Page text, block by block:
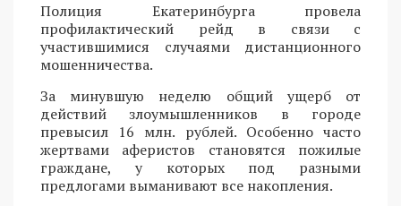
Полиция Екатеринбурга провела
профилактический рейд в связи с
участившимися случаями дистанционного
мошенничества.
За минувшую неделю общий ущерб от
действий злоумышленников в городе
превысил 16 млн. рублей. Особенно часто
жертвами аферистов становятся пожилые
граждане, у которых под разными
предлогами выманивают все накопления.